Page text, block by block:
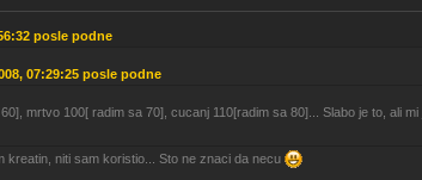
posle podne
07:29:25 posle podne
mrtvo 100[ radim sa 70], cucanj 110[radim sa 80]... Slabo je to, ali
kreatin, niti sam koristio... Sto ne znaci da necu